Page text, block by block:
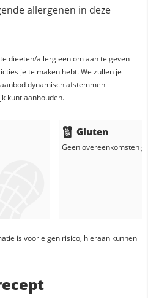
allergenen in deze
dieëten/allergieën om aan te geven
je te maken hebt. We zullen je
dynamisch afstemmen
kunt aanhouden.
Gluten
Geen overeenkomsten
is voor eigen risico, hieraan kunnen